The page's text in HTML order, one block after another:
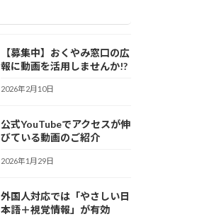
【募集中】おくやみ窓口の広
報に動画を活用しませんか!?
2026年2月10日
公式YouTubeでアクセスが伸
びている動画のご紹介
2026年1月29日
外国人対応では「やさしい日
本語＋視覚情報」が有効